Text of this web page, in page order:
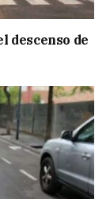
descenso de